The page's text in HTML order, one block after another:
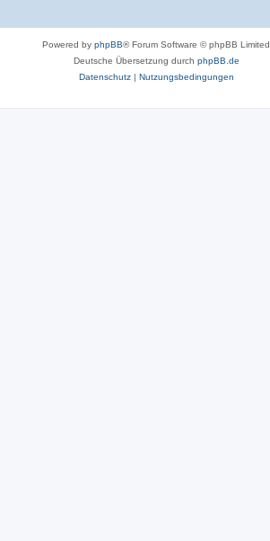
Powered by phpBB® Forum Software © phpBB Limited
Deutsche Übersetzung durch phpBB.de
Datenschutz| Nutzungsbedingungen